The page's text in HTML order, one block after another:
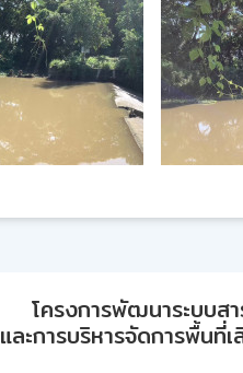
โครงการพัฒนาระบบส
และการบริหารจัดการพื้นที่